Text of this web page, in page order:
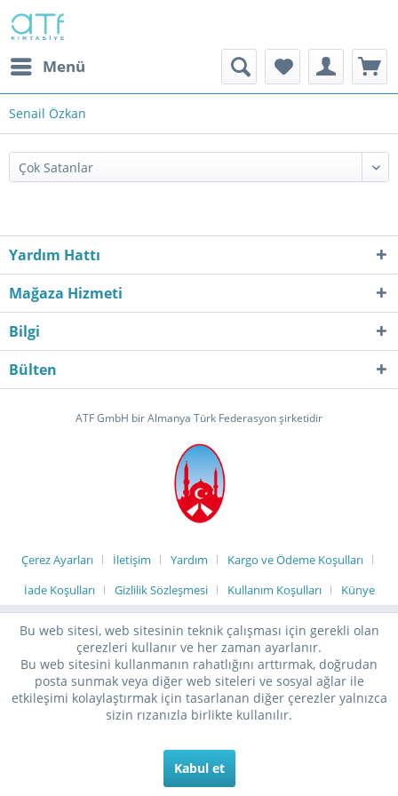
Menü
Senail Özkan
Yardım Hattı
Mağaza Hizmeti
Bilgi
Bülten
ATF GmbH bir Almanya Türk Federasyon şirketidir
Çerez Ayarları İletişim Yardım
Kargo ve Ödeme Koşulları
İade Koşulları
Gizlilik Sözleşmesi Kullanım Koşulları Künye
Bu web sitesi, web sitesinin teknik çalışması için gerekli olan
çerezleri kullanır ve her zaman ayarlanır.
Bu web sitesini kullanmanın rahatlığını arttırmak, doğrudan
posta sunmak veya diğer web siteleri ve sosyal ağlar ile
etkileşimi kolaylaştırmak için tasarlanan diğer çerezler yalnızca
sizin rızanızla birlikte kullanılır.
Kabul et